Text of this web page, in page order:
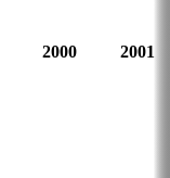
2000 2001